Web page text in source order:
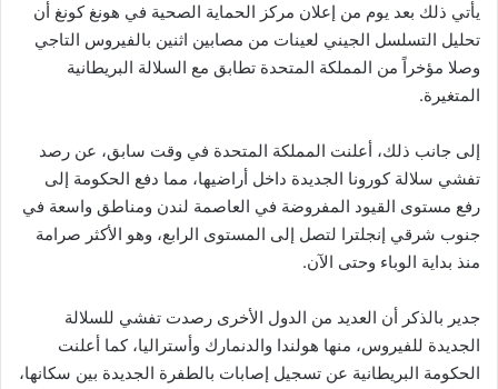
يأتي ذلك بعد يوم من إعلان مركز الحماية الصحية في هونغ كونغ أن
تحليل التسلسل الجيني لعينات من مصابين اثنين بالفيروس التاجي
وصلا مؤخراً من المملكة المتحدة تطابق مع السلالة البريطانية
المتغيرة.
إلى جانب ذلك، أعلنت المملكة المتحدة في وقت سابق، عن رصد
تفشي سلالة كورونا الجديدة داخل أراضيها، مما دفع الحكومة إلى
رفع مستوى القيود المفروضة في العاصمة لندن ومناطق واسعة في
جنوب شرقي إنجلترا لتصل إلى المستوى الرابع، وهو الأكثر صرامة
منذ بداية الوباء وحتى الآن.
جدير بالذكر أن العديد من الدول الأخرى رصدت تفشي للسلالة
الجديدة للفيروس، منها هولندا والدنمارك وأستراليا، كما أعلنت
الحكومة البريطانية عن تسجيل إصابات بالطفرة الجديدة بين سكانها،